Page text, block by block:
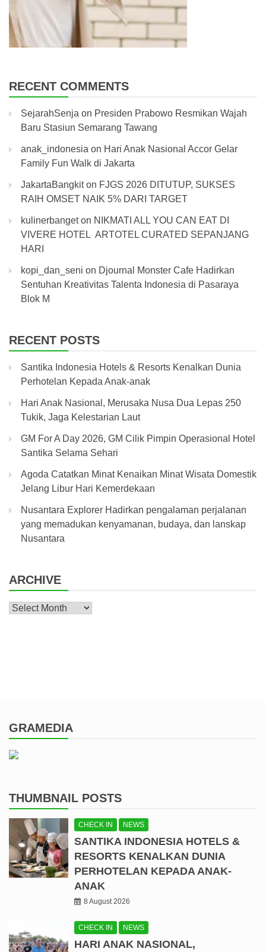
RECENT COMMENTS
SejarahSenja on Presiden Prabowo Resmikan Wajah
Baru Stasiun Semarang Tawang
anak_indonesia on Hari Anak Nasional Accor Gelar
Family Fun Walk di Jakarta
JakartaBangkiton FJGS 2026 DITUTUP, SUKSES
RAIH OMSET NAIK 5% DARI TARGET
kulinerbangeton NIKMATI ALL YOU CAN EAT DI
VIVERE HOTEL ARTOTEL CURATED SEPANJANG
HARI
kopi_dan_seni on Djournal Monster Cafe Hadirkan
Sentuhan Kreativitas Talenta Indonesia di Pasaraya
Blok M
RECENT POSTS
Santika Indonesia Hotels & Resorts Kenalkan Dunia
Perhotelan Kepada Anak-anak
Hari Anak Nasional, Merusaka Nusa Dua Lepas 250
Tukik, Jaga Kelestarian Laut
GM For A Day 2026, GM Cilik Pimpin Operasional Hotel
Santika Selama Sehari
Agoda Catatkan Minat Kenaikan Minat Wisata Domestik
Jelang Libur Hari Kemerdekaan
Nusantara Explorer Hadirkan pengalaman perjalanan
yang memadukan kenyamanan, budaya, dan lanskap
Nusantara
ARCHIVE
Archive
GRAMEDIA
THUMBNAIL POSTS
CHECK IN NEWS
SANTIKA INDONESIA HOTELS &
RESORTS KENALKAN DUNIA
PERHOTELAN KEPADA ANAK-
ANAK
8 August 2026
CHECK IN NEWS
HARI ANAK NASIONAL,